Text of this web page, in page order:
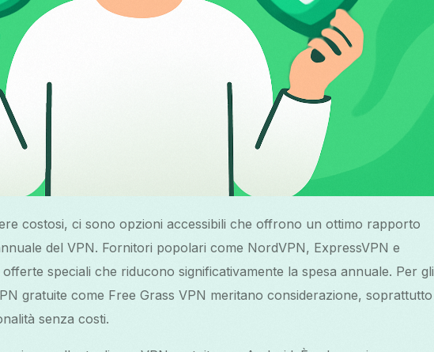
costosi, ci sono opzioni accessibili che offrono un ottimo rapporto
del VPN. Fornitori popolari come NordVPN, ExpressVPN e
speciali che riducono significativamente la spesa annuale. Per gli
gratuite come Free Grass VPN meritano considerazione, soprattutto
senza costi.